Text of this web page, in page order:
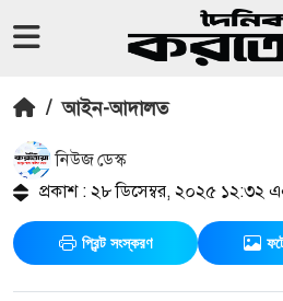
/ আইন-আদালত
নিউজ ডেস্ক
প্রকাশ : ২৮ ডিসেম্বর, ২০২৫ ১২:৩২
প্রিন্ট সংস্করণ